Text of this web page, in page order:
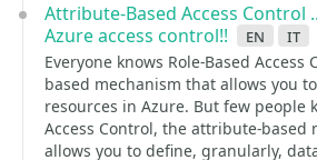
Attribute-Based Access Control
Azure access control!!
en it
Everyone knows Role-Based Access
based mechanism that allows you
resources in Azure. But few people
Access Control, the attribute-based
allows you to define, granularly,